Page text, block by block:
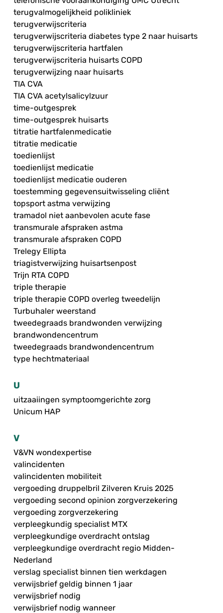
terugvalmogelijkheid polikliniek
terugverwijscriteria
terugverwijscriteria diabetes type 2 naar huisarts
terugverwijscriteria hartfalen
terugverwijscriteria huisarts COPD
terugverwijzing naar huisarts
TIA CVA
TIA CVA acetylsalicylzuur
time-outgesprek
time-outgesprek huisarts
titratie hartfalenmedicatie
titratie medicatie
toedienlijst
toedienlijst medicatie
toedienlijst medicatie ouderen
toestemming gegevensuitwisseling cliënt
topsport astma verwijzing
tramadol niet aanbevolen acute fase
transmurale afspraken astma
transmurale afspraken COPD
Trelegy Ellipta
triagistverwijzing huisartsenpost
Trijn RTA COPD
triple therapie
triple therapie COPD overleg tweedelijn
Turbuhaler weerstand
tweedegraads brandwonden verwijzing
brandwondencentrum
tweedegraads brandwondencentrum
type hechtmateriaal
U
uitzaaiingen symptoomgerichte zorg
Unicum HAP
V
V&VN wondexpertise
valincidenten
valincidenten mobiliteit
vergoeding druppelbril Zilveren Kruis 2025
vergoeding second opinion zorgverzekering
vergoeding zorgverzekering
verpleegkundig specialist MTX
verpleegkundige overdracht ontslag
verpleegkundige overdracht regio Midden-
Nederland
verslag specialist binnen tien werkdagen
verwijsbrief geldig binnen 1 jaar
verwijsbrief nodig
verwijsbrief nodig wanneer